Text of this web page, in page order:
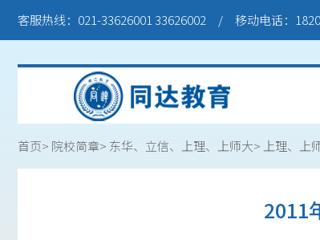
客服热线：021-33626001 33626002 / 移动电话：
首页> 院校简章> 东华、立信、上理、上师大> 上理、上
2011